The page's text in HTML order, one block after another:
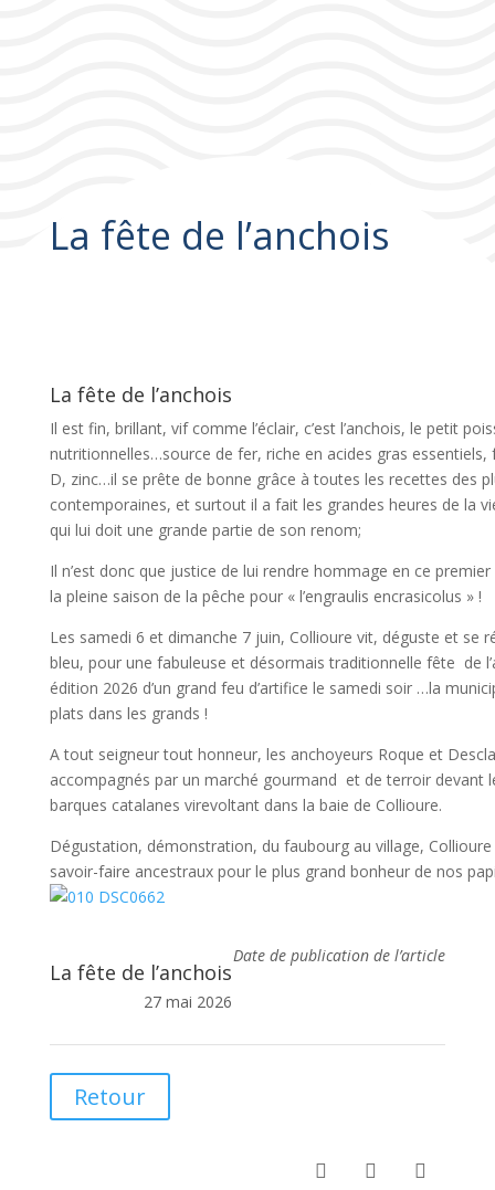
La fête de l’anchois
La fête de l’anchois
Il est fin, brillant, vif comme l’éclair, c’est l’anchois, le petit
nutritionnelles…source de fer, riche en acides gras
D, zinc…il se prête de bonne grâce à toutes les recettes des
contemporaines, et surtout il a fait les grandes heures de la
qui lui doit une grande partie de son renom;
Il n’est donc que justice de lui rendre hommage en ce
la pleine saison de la pêche pour « l’engraulis encrasicolus » !
Les samedi 6 et dimanche 7 juin, Collioure vit, déguste et se
bleu, pour une fabuleuse et désormais traditionnelle fête de
édition 2026 d’un grand feu d’artifice le samedi soir …la
plats dans les grands !
A tout seigneur tout honneur, les anchoyeurs Roque et
accompagnés par un marché gourmand et de terroir devant
barques catalanes virevoltant dans la baie de Collioure.
Dégustation, démonstration, du faubourg au village,
savoir-faire ancestraux pour le plus grand bonheur de nos
Date de publication de l’article
La fête de l’anchois
27 mai 2026
Retour
 
